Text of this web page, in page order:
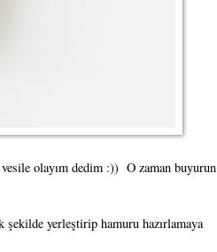
olayım dedim :)) O zaman buyurun
şekilde yerleştirip hamuru hazırlamaya